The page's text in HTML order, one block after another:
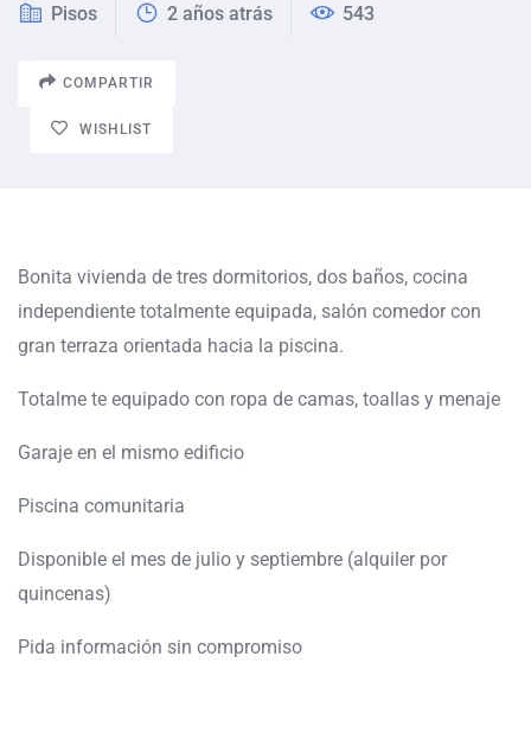
Pisos 2 años atrás 543
COMPARTIR
WISHLIST
Bonita vivienda de tres dormitorios, dos baños, cocina
independiente totalmente equipada, salón comedor con
gran terraza orientada hacia la piscina.
Totalme te equipado con ropa de camas, toallas y menaje
Garaje en el mismo edificio
Piscina comunitaria
Disponible el mes de julio y septiembre (alquiler por
quincenas)
Pida información sin compromiso